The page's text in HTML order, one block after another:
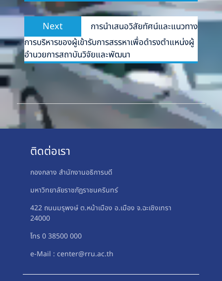
Next
Next
post:
การนำเสนอวิสัยทัศน์และแนวทาง
การบริหารของผู้เข้ารับการสรรหาเพื่อดำรงตำแหน่งผู้
อำนวยการสถาบันวิจัยและพัฒนา
ติดต่อเรา
กองกลาง สำนักงานอธิการบดี
มหาวิทยาลัยราชภัฏราชนครินทร์
422 ถนนมรุพงษ์ ต.หน้าเมือง อ.เมือง จ.ฉะเชิงเทรา
24000
โทร 0 38500 000
e-Mail : center@rru.ac.th